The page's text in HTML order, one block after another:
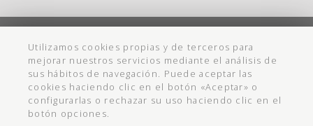
Utilizamos cookies propias y de terceros para
mejorar nuestros servicios mediante el análisis de
sus hábitos de navegación. Puede aceptar las
cookies haciendo clic en el botón «Aceptar» o
configurarlas o rechazar su uso haciendo clic en el
botón opciones.
Maistendencia todos los derechos reservados
Política de Privacidad Aviso Legal Política de cookies
Ayuda
Condiciones Compra Cadabullos - Diseño Web